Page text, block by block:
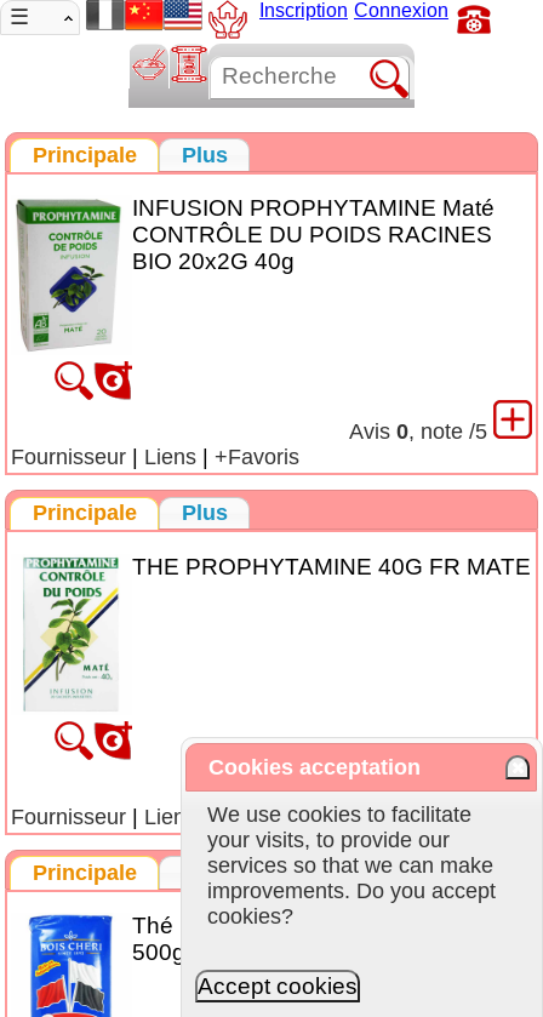
☰ Inscription Connexion
Principale Plus
INFUSION PROPHYTAMINE Maté
CONTRÔLE DU POIDS RACINES
BIO 20x2G 40g
Avis 0, note /5
Fournisseur
Liens |+Favoris
Principale Plus
THE PROPHYTAMINE 40G FR MATE
Avis0, note/5
Fournisseur | Liens |+Favoris
Principale Plus
Thé Bois Cheri/Vanilla Flavour sachet
500g
Cookies acceptation
We use cookies to facilitate
your visits, to provide our
services so that we can make
improvements. Do you accept
cookies?
Accept cookies